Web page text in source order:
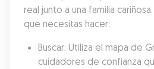
real junto a una familia
que necesitas hacer:
Buscar: Utiliza el mapa de
cuidadores de confianza